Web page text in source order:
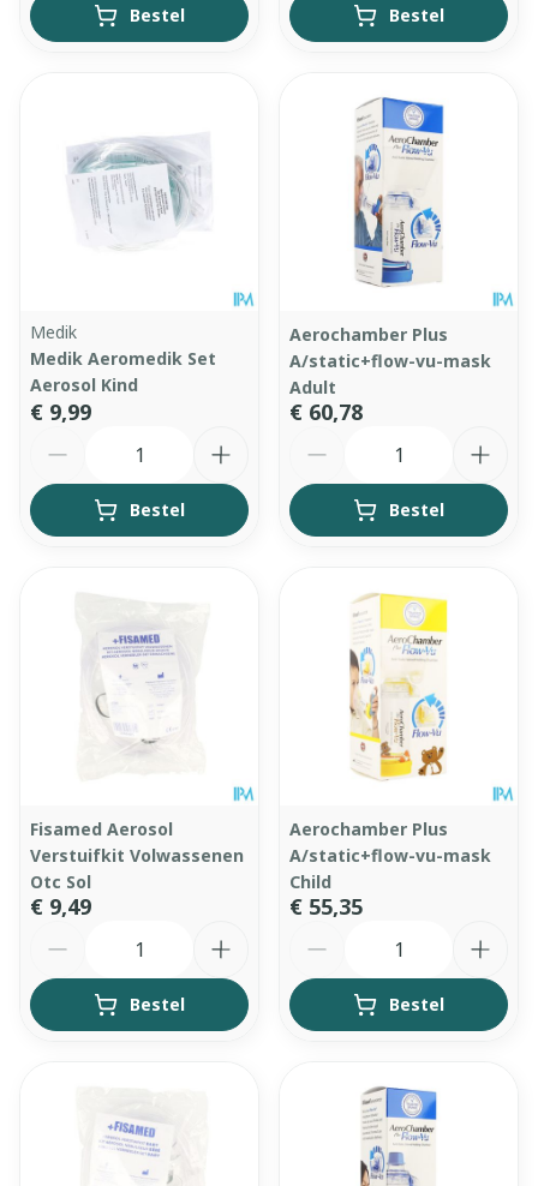
Bestel Bestel
Medik
Medik Aeromedik Set
Aerosol Kind
€ 9,99
Bestel
Aerochamber Plus
A/static+flow-vu-mask
Adult
€ 60,78
Bestel
Fisamed Aerosol
Verstuifkit Volwassenen
Otc Sol
€ 9,49
Bestel
Aerochamber Plus
A/static+flow-vu-mask
Child
€ 55,35
Bestel